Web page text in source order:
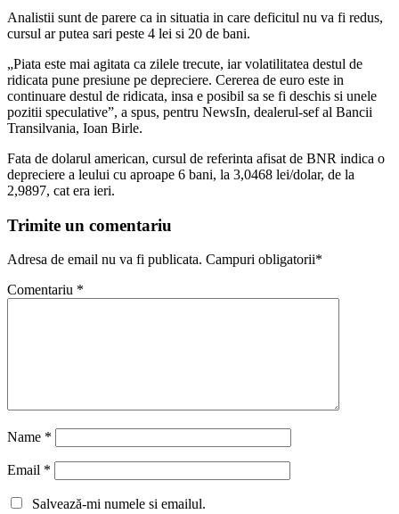
Analistii sunt de parere ca in situatia in care deficitul nu va fi redus,
cursul ar putea sari peste 4 lei si 20 de bani.
„Piata este mai agitata ca zilele trecute, iar volatilitatea destul de
ridicata pune presiune pe depreciere. Cererea de euro este in
continuare destul de ridicata, insa e posibil sa se fi deschis si unele
pozitii speculative”, a spus, pentru NewsIn, dealerul-sef al Bancii
Transilvania, Ioan Birle.
Fata de dolarul american, cursul de referinta afisat de BNR indica o
depreciere a leului cu aproape 6 bani, la 3,0468 lei/dolar, de la
2,9897, cat era ieri.
Trimite un comentariu
Adresa de email nu va fi publicata. Campuri obligatorii*
Comentariu *
Name *
Email *
Salvează-mi numele si emailul.